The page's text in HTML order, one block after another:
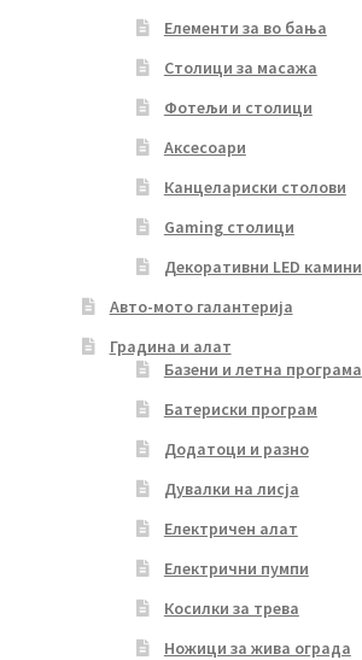
Елементи за во бања
Столици за масажа
Фотељи и столици
Аксесоари
Канцелариски столови
Gaming столици
Декоративни LED камини
Авто-мото галантерија
Градина и алат
Базени и летна програма
Батериски програм
Додатоци и разно
Дувалки на лисја
Електричен алат
Електрични пумпи
Косилки за трева
Ножици за жива ограда